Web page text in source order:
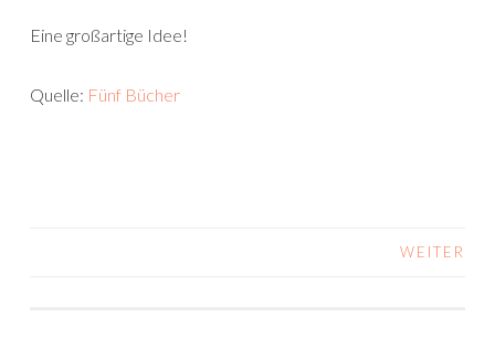
Eine großartige Idee!
Quelle: Fünf Bücher
WEITER